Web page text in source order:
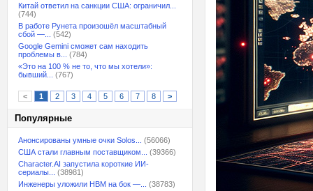
Китай ответил на санкции США: ограничил...
(744)
В работе Рунета произошёл масштабный
сбой —...
(542)
Google Gemini сможет сам находить
проблемы в...
(784)
«Это на 100 % не то, что мы хотели»:
бывший...
(767)
< 1 2 3 4 5 6 7 8 >
Популярные
Анонсированы умные очки Solos...
(56066)
США стали главным поставщиком...
(39366)
Character.AI запустила короткие ИИ-
сериалы...
(38981)
Инженеры уложили HBM на бок —...
(38783)